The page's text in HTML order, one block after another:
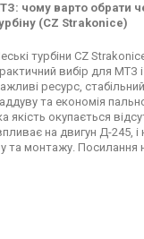
чому варто обрати
(CZ Strakonice)
турбіни CZ
вибір для МТЗ
ресурс,
та економія
окупається
на двигун Д-245, і
та монтажу. Посилання